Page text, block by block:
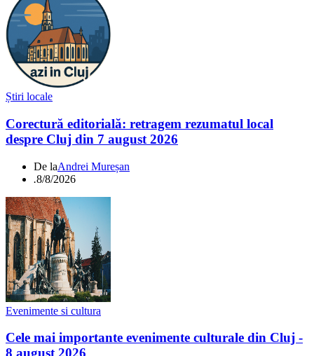
Știri locale
Corectură editorială: retragem rezumatul local
despre Cluj din 7 august 2026
De laAndrei Mureșan
.8/8/2026
Evenimente si cultura
Cele mai importante evenimente culturale din Cluj -